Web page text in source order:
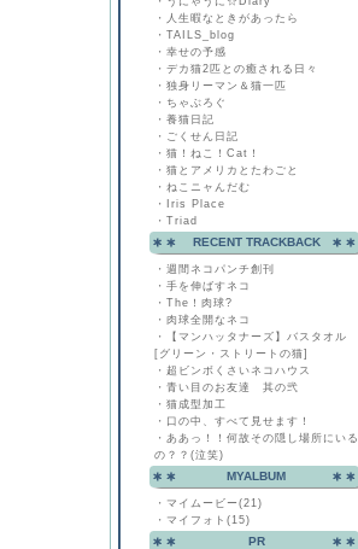
・ 人生暇なときがあったら
・ TAILS_blog
・ 幸せの予感
・ デカ猫2匹との癒される日々
・ 独身リーマン＆猫一匹
・ ちゃぶろぐ
・ 養猫日記
・ ごくせん日記
・ 猫！ねこ！Cat！
・ 猫とアメリカとたわごと
・ ねこニャんだむ
・
Iris Place
・ Triad
RECENT TRACKBACK
・ 週間ネコパンチ創刊
・ 手を伸ばすネコ
・ The！肉球?
・ 肉球全開なネコ
・
【マンハッタナーズ】バスタオル
[グリーン・ストリートの猫]
・ 超ビンボくさいネコハウス
・ 青い目のお友達 其の弐
・ 猫成型加工
・ 口の中、すべて見せます！
・ ああっ！！何故その隠し場所にいる
の？？(泣笑)
MYALBUM
・ マイムービー(21)
・ マイフォト(15)
PR